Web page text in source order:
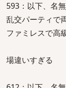
593：以下、名
乱交パーティで
ファミレスで高
場違いすぎる